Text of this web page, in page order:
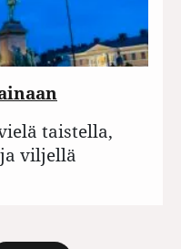
taistella,
viljellä